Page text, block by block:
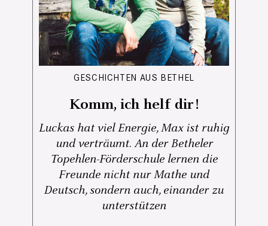
GESCHICHTEN AUS BETHEL
Komm, ich helf dir!
Luckas hat viel Energie, Max ist ruhig
und verträumt. An der Betheler
Topehlen-Förderschule lernen die
Freunde nicht nur Mathe und
Deutsch, sondern auch, einander zu
unterstützen